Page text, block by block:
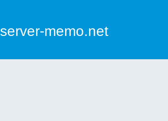
server-memo.net